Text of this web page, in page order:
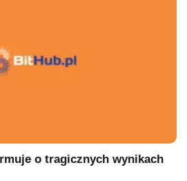
o tragicznych wynikach